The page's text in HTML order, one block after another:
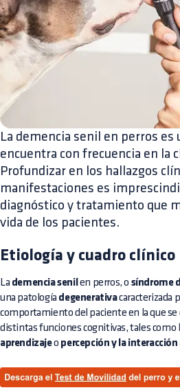
La demencia senil en perros es
encuentra con frecuencia en la
Profundizar en los hallazgos
manifestaciones es
diagnóstico y tratamiento que
vida de los pacientes.
Etiología y cuadro clínico
La demencia senil en perros, o síndrome
una patología degenerativacaracterizada
comportamiento del paciente en la que se
distintas funciones cognitivas, tales como
aprendizajeo percepción y la